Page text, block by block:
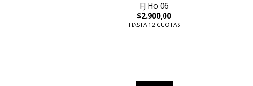
FJ Ho 06
$2.900,00
HASTA 12 CUOTAS